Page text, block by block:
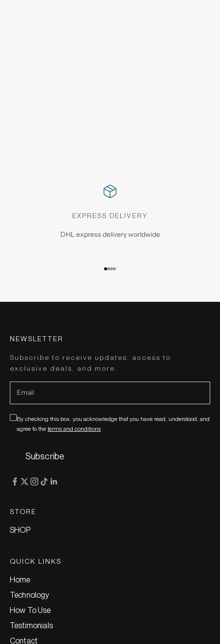
EXPRESS DELIVERY
DHL express delivery worldwide
Go to item 1
Go to item 2
Go to item 3
Go to item 4
NEWSLETTER
Subscribe to receive updates, access to
exclusive deals, and more.
By checking this box, you acknowledge that you have read, understood, and
agree to the terms and conditions
Subscribe
STORE
SHOP
QUICK LINKS
Home
Technology
How To Use
Testimonials
Contact